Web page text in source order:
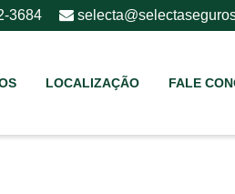
3684
LOCALIZAÇÃO FALE